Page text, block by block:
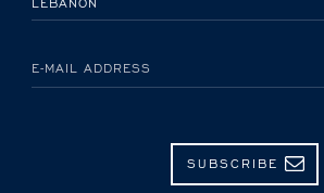
E-MAIL ADDRESS
SUBSCRIBE